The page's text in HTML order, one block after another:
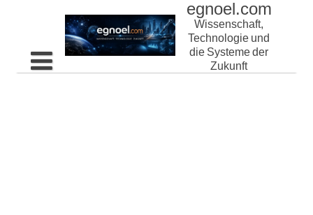
egnoel.com
Wissenschaft,
Technologie und
die Systeme der
Zukunft